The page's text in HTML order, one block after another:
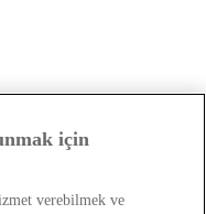
için
verebilmek ve